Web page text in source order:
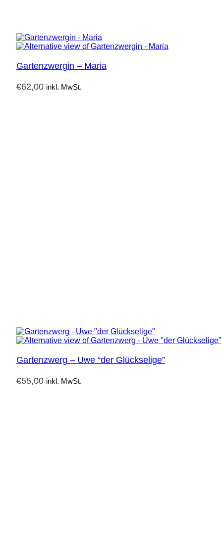
Gartenzwergin – Maria
€62,00 inkl. MwSt.
Gartenzwerg – Uwe “der Glückselige”
€55,00 inkl. MwSt.